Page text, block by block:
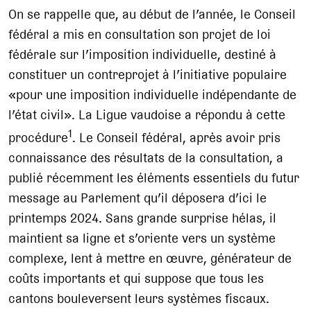
On se rappelle que, au début de l’année, le Conseil
fédéral a mis en consultation son projet de loi
fédérale sur l’imposition individuelle, destiné à
constituer un contreprojet à l’initiative populaire
«pour une imposition individuelle indépendante de
l’état civil». La Ligue vaudoise a répondu à cette
procédure1. Le Conseil fédéral, après avoir pris
connaissance des résultats de la consultation, a
publié récemment les éléments essentiels du futur
message au Parlement qu’il déposera d’ici le
printemps 2024. Sans grande surprise hélas, il
maintient sa ligne et s’oriente vers un système
complexe, lent à mettre en œuvre, générateur de
coûts importants et qui suppose que tous les
cantons bouleversent leurs systèmes fiscaux.